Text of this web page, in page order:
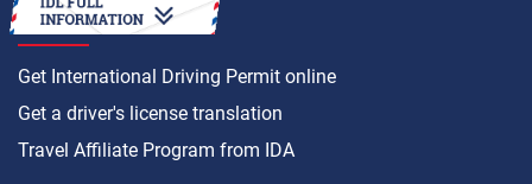
HOW TO
Get International Driving Permit online
Get a driver's license translation
Travel Affiliate Program from IDA